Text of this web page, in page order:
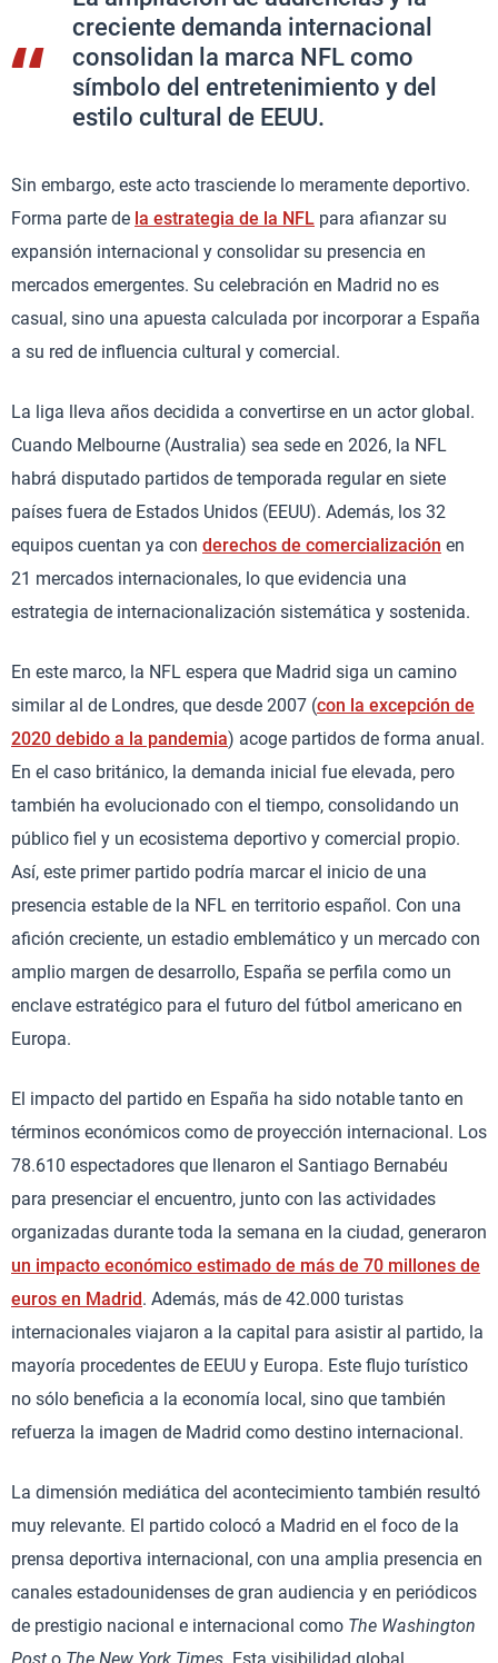
creciente demanda internacional
consolidan la marca NFL como
símbolo del entretenimiento y del
estilo cultural de EEUU.
Sin embargo, este acto trasciende lo meramente deportivo.
Forma parte de la estrategia de la NFL para afianzar su
expansión internacional y consolidar su presencia en
mercados emergentes. Su celebración en Madrid no es
casual, sino una apuesta calculada por incorporar a España
a su red de influencia cultural y comercial.
La liga lleva años decidida a convertirse en un actor global.
Cuando Melbourne (Australia) sea sede en 2026, la NFL
habrá disputado partidos de temporada regular en siete
países fuera de Estados Unidos (EEUU). Además, los 32
equipos cuentan ya con derechos de comercialización en
21 mercados internacionales, lo que evidencia una
estrategia de internacionalización sistemática y sostenida.
En este marco, la NFL espera que Madrid siga un camino
similar al de Londres, que desde 2007 (con la excepción de
2020 debido a la pandemia) acoge partidos de forma anual.
En el caso británico, la demanda inicial fue elevada, pero
también ha evolucionado con el tiempo, consolidando un
público fiel y un ecosistema deportivo y comercial propio.
Así, este primer partido podría marcar el inicio de una
presencia estable de la NFL en territorio español. Con una
afición creciente, un estadio emblemático y un mercado con
amplio margen de desarrollo, España se perfila como un
enclave estratégico para el futuro del fútbol americano en
Europa.
El impacto del partido en España ha sido notable tanto en
términos económicos como de proyección internacional. Los
78.610 espectadores que llenaron el Santiago Bernabéu
para presenciar el encuentro, junto con las actividades
organizadas durante toda la semana en la ciudad, generaron
un impacto económico estimado de más de 70 millones de
euros en Madrid. Además, más de 42.000 turistas
internacionales viajaron a la capital para asistir al partido, la
mayoría procedentes de EEUU y Europa. Este flujo turístico
no sólo beneficia a la economía local, sino que también
refuerza la imagen de Madrid como destino internacional.
La dimensión mediática del acontecimiento también resultó
muy relevante. El partido colocó a Madrid en el foco de la
prensa deportiva internacional, con una amplia presencia en
canales estadounidenses de gran audiencia y en periódicos
de prestigio nacional e internacional como The Washington